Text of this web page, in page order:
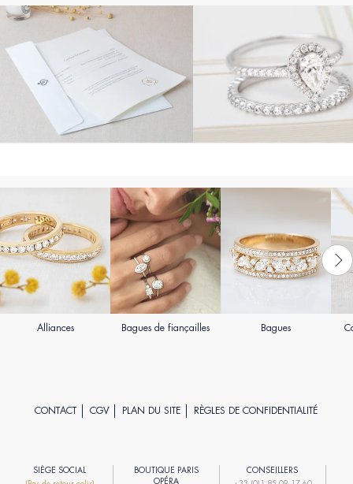
Alliances Bagues de fiançailles Bagues
CONTACT CGV PLAN DU SITE RÈGLES DE CONFIDENTIALITÉ
SIÈGE SOCIAL
BOUTIQUE PARIS
OPÉRA
CONSEILLERS